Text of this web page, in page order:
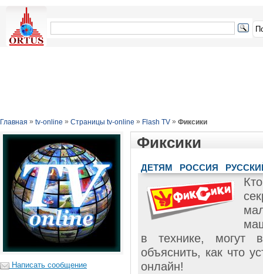
Главная » tv-online » Страницы tv-online » Flash TV » Фиксики
Написать сообщение
Фиксики
ДЕТЯМ РОССИЯ
в технике, могут
объяснить, как что
онлайн!